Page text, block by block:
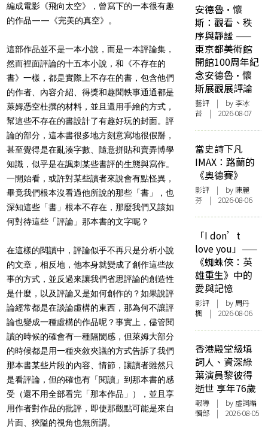
編成電影《飛向太空》，曾寫下的一本很有趣
的作品——《完美的真空》。
這部作品並不是一本小說，而是一本評論集，
然而裡面評論的十五本小說，和《不存在的
書》一樣，都是實際上不存在的書，包含他們
的作者、內容介紹、得獎和趣聞軼事通通都是
萊姆憑空杜撰的材料，並且還用手繪的方式，
幫這些不存在的書設計了有趣好玩的封面。評
論的部分，這本書很多地方刻意寫地很假掰，
甚至覺得是在亂湊字數、隨意拼貼和賣弄博學
知識，似乎是在諷刺某些書評的生態與寫作。
一開始看，或許對某些讀者來說會有點怪異，
畢竟我們根本沒看過他所說的那些「書」，也
深知這些「書」根本不存在，那麼我們又該如
何對待這些「評論」那本書的文字呢？
在這樣的閱讀中，評論似乎不再只是分析小說
的文章，相反地，他本身就變成了創作這些故
事的方式，並反過來讓我們省思評論的創造性
是什麼，以及評論又是如何創作的？如果說評
論經常都是在談論虛構的東西，那為何不讓評
論也變成一種虛構的作品呢？事實上，儘管閱
讀的時候的確會有一種隔閡感，但萊姆大部分
的時候都是用一種夾敘夾議的方式告訴了我們
那本書某些片段的內容、情節，讓讀者雖然只
是看評論，但的確也有「閱讀」到那本書的感
受（還不用全部看完「那本作品」），並且享
用作者對作品的批評，即使那觀點可能是來自
片面、狹隘的視角也無所謂。
安德魯·懷
斯：觀看、秩
序與靜謐 ——
東京都美術館
開館100周年紀
念安德魯·懷
斯展觀展評論
藝評 | by 李冰
苔 | 2026-08-07
當史詩下凡
IMAX：路蘭的
《奧德賽》
影評 | by 陳麗
芬 | 2026-08-06
「I don’t
love you」——
《蜘蛛俠：英
雄重生》中的
愛與記憶
影評 | by周丹
楓 | 2026-08-06
香港殿堂級填
詞人、資深綠
葉演員黎彼得
逝世 享年76歲
報導 | by 虛詞編
輯部 | 2026-08-05